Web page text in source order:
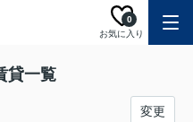
お気に入り
0
貸一覧
変更